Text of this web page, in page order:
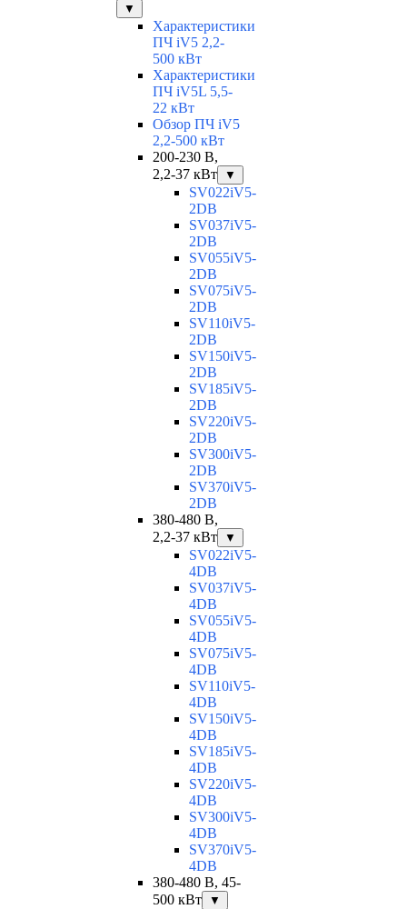
▼
Характеристики
ПЧ iV5 2,2-
500 кВт
Характеристики
ПЧ iV5L 5,5-
22 кВт
Обзор ПЧ iV5
2,2-500 кВт
200-230 В,
2,2-37 кВт
▼
SV022iV5-
2DB
SV037iV5-
2DB
SV055iV5-
2DB
SV075iV5-
2DB
SV110iV5-
2DB
SV150iV5-
2DB
SV185iV5-
2DB
SV220iV5-
2DB
SV300iV5-
2DB
SV370iV5-
2DB
380-480 В,
2,2-37 кВт
▼
SV022iV5-
4DB
SV037iV5-
4DB
SV055iV5-
4DB
SV075iV5-
4DB
SV110iV5-
4DB
SV150iV5-
4DB
SV185iV5-
4DB
SV220iV5-
4DB
SV300iV5-
4DB
SV370iV5-
4DB
380-480 В, 45-
500 кВт
▼